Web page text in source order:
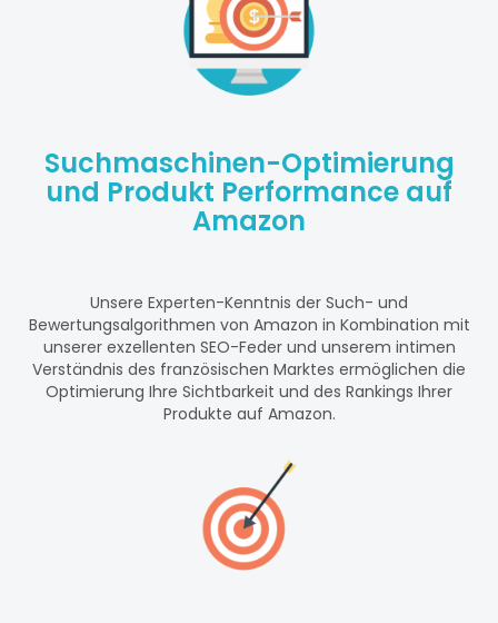
Suchmaschinen-Optimierung
und Produkt Performance auf
Amazon
Unsere Experten-Kenntnis der Such- und
Bewertungsalgorithmen von Amazon in Kombination mit
unserer exzellenten SEO-Feder und unserem intimen
Verständnis des französischen Marktes ermöglichen die
Optimierung Ihre Sichtbarkeit und des Rankings Ihrer
Produkte auf Amazon.